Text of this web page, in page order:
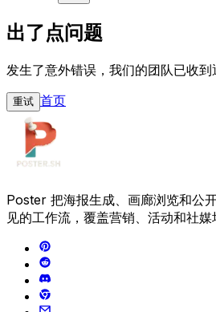
出了点问题
发生了意外错误，我们的团队已收到
重试 首页
Poster 把海报生成、画廊浏览和公
见的工作流，覆盖营销、活动和社媒